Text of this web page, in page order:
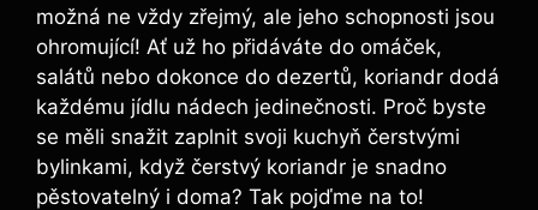
možná ne vždy zřejmý, ale jeho schopnosti jsou
ohromující! Ať už ho přidáváte do omáček,
salátů nebo dokonce do dezertů, koriandr dodá
každému jídlu nádech jedinečnosti. Proč byste
se měli snažit zaplnit svoji kuchyň čerstvými
bylinkami, když čerstvý koriandr je snadno
pěstovatelný i doma? Tak pojďme na to!